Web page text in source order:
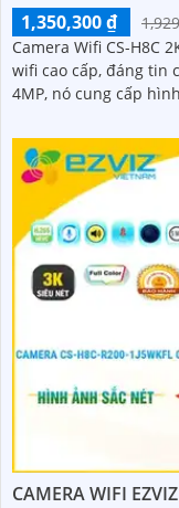
1,350,300 ₫
Camera Wifi CS-H8C
wifi cao cấp, đáng tin cậy và hiệu
4MP, nó cung cấp
CAMERA WIFI